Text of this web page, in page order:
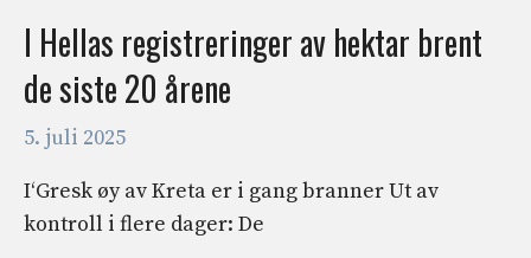
I Hellas registreringer av hektar brent
de siste 20 årene
5. juli 2025
I‘Gresk øy av Kreta er i gang branner Ut av
kontroll i flere dager: De